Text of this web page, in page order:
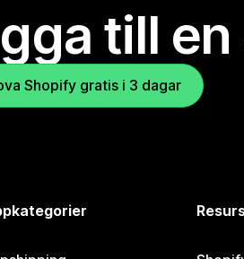
till
Shopify gratis i 3 dagar